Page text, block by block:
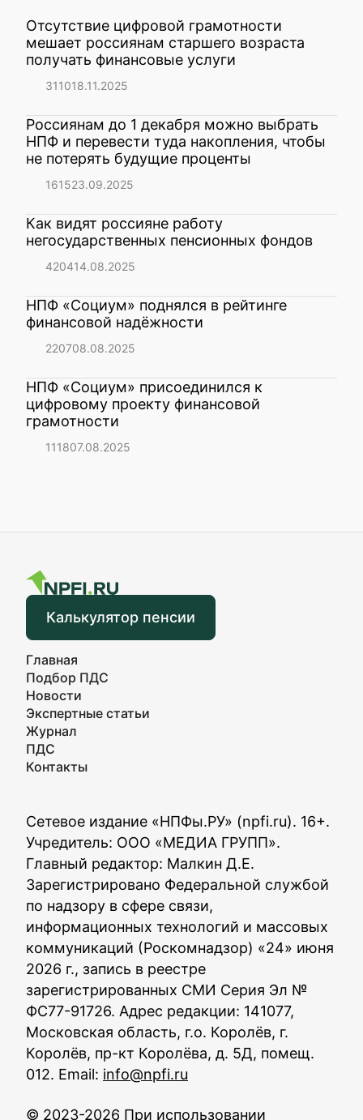
Отсутствие цифровой грамотности
мешает россиянам старшего возраста
получать финансовые услуги
311018.11.2025
Россиянам до 1 декабря можно выбрать
НПФ и перевести туда накопления, чтобы
не потерять будущие проценты
161523.09.2025
Как видят россияне работу
негосударственных пенсионных фондов
420414.08.2025
НПФ «Социум» поднялся в рейтинге
финансовой надёжности
220708.08.2025
НПФ «Социум» присоединился к
цифровому проекту финансовой
грамотности
111807.08.2025
Калькулятор пенсии
Главная
Подбор ПДС
Новости
Экспертные статьи
Журнал
ПДС
Контакты
Сетевое издание «НПФы.РУ» (npfi.ru). 16+.
Учредитель: ООО «МЕДИА ГРУПП».
Главный редактор: Малкин Д.Е.
Зарегистрировано Федеральной службой
по надзору в сфере связи,
информационных технологий и массовых
коммуникаций (Роскомнадзор) «24» июня
2026 г., запись в реестре
зарегистрированных СМИ Серия Эл №
ФС77-91726. Адрес редакции: 141077,
Московская область, г.о. Королёв, г.
Королёв, пр-кт Королёва, д. 5Д, помещ.
012. Email: info@npfi.ru
© 2023-2026 При использовании